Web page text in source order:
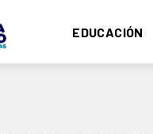
EDUCACIÓN